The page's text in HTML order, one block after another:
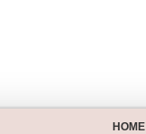
HOME